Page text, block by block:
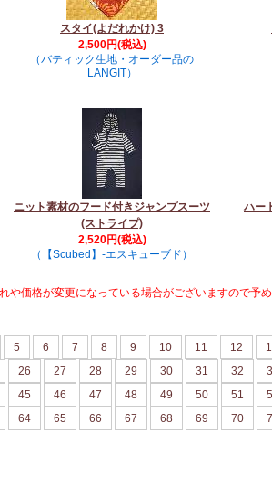
スタイ(よだれかけ) 3
2,500円(税込)
（バティック生地・オーダー品の
LANGIT）
ニット素材のフード付きジャンプスーツ
(ストライプ)
2,520円(税込)
（【Scubed】-エスキューブド）
ハー
や価格が変更になっている場合がございますので予め
5 6 7 8 9 10 11 12
26 27 28 29 30 31 32
45 46 47 48 49 50 51
64 65 66 67 68 69 70